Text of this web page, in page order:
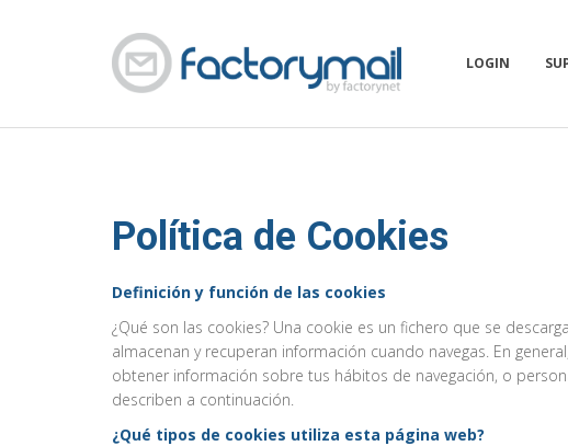
LOGIN
Política de Cookies
Definición y función de las cookies
¿Qué son las cookies? Una cookie es un fichero que se
almacenan y recuperan información cuando navegas. En
obtener información sobre tus hábitos de navegación, o
describen a continuación.
¿Qué tipos de cookies utiliza esta página web?